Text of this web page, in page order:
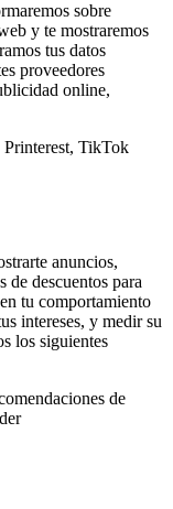
sobre
y te mostraremos
tus datos
proveedores
online,
TikTok
anuncios,
de descuentos para
tu comportamiento
intereses, y medir su
los siguientes
de